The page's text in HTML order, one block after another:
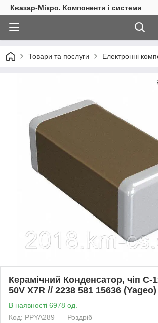
Квазар-Мікро. Компоненти і системи
Товари та послуги Електронні
Керамічний Конденсатор, чіп C-
50V X7R // 2238 581 15636 (Yageo)
В наявності 6978 од.
Код: PPYA289
Роздріб